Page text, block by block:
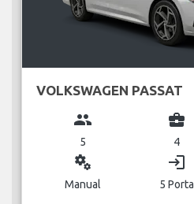
VOLKSWAGEN PASSAT
group
5
business_center
4
miscellaneous_services
Manual
login
5 Porta